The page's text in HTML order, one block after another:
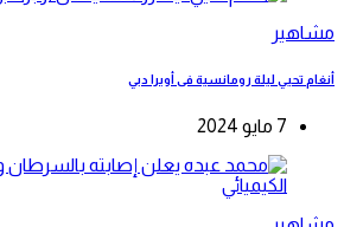
مشاهير
أنغام تحيي ليلة رومانسية فى أوبرا دبي
7 مايو 2024